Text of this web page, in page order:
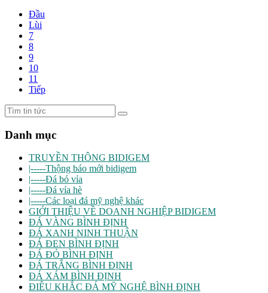
Đầu
Lùi
7
8
9
10
11
Tiếp
Danh mục
TRUYỀN THÔNG BIDIGEM
|-----Thộng báo mới bidigem
|-----Đá bó vỉa
|-----Đá vỉa hè
|-----Các loại đá mỹ nghệ khác
GIỚI THIỆU VỀ DOANH NGHIỆP BIDIGEM
ĐÁ VÀNG BÌNH ĐỊNH
ĐÁ XANH NINH THUẬN
ĐÁ ĐEN BÌNH ĐỊNH
ĐÁ ĐỎ BÌNH ĐỊNH
ĐÁ TRẮNG BÌNH ĐỊNH
ĐÁ XÁM BÌNH ĐỊNH
ĐIÊU KHẮC ĐÁ MỸ NGHỆ BÌNH ĐỊNH